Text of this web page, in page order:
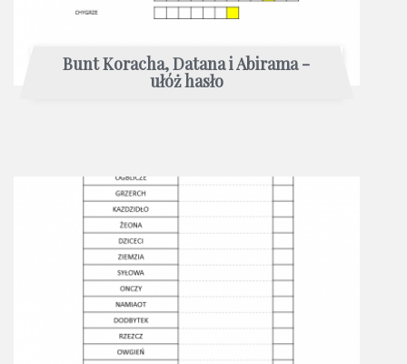
Bunt Koracha, Datana i Abirama -
ułóż hasło